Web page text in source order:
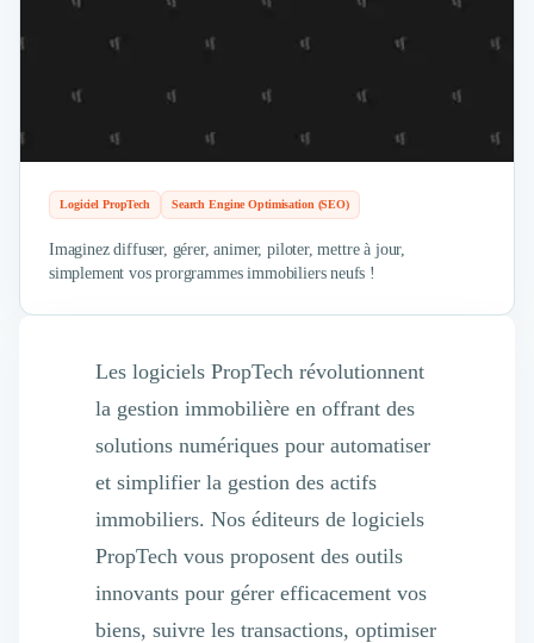
Déménagement
Logistique
Traiteur & Restauration
Sourcing et Imports
Office Management
Développement à l'international
Réhabilitation et maintenance
Logiciel PropTech
Courtage en Energie
Désinfection & décontamination
Clubs & Réseaux Professionnels
Espaces de Coworking
Logiciel PropTech Search Engine Optimisation (SEO)
Imaginez diffuser, gérer, animer, piloter, mettre à jour,
simplement vos prorgrammes immobiliers neufs !
Les logiciels PropTech révolutionnent
la gestion immobilière en offrant des
solutions numériques pour automatiser
et simplifier la gestion des actifs
immobiliers. Nos éditeurs de logiciels
PropTech vous proposent des outils
innovants pour gérer efficacement vos
biens, suivre les transactions, optimiser